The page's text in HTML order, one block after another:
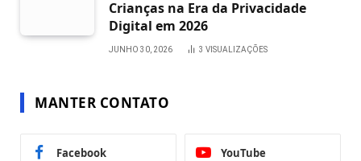
Crianças na Era da Privacidade
Digital em 2026
JUNHO 30, 2026 3 VISUALIZAÇÕES
MANTER CONTATO
Facebook YouTube